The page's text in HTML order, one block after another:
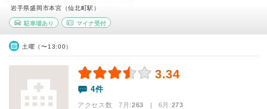
岩手県盛岡市本宮（仙北町駅）
駐車場あり マイナ受付
土曜（〜13:00）
3.34
4件
アクセス数 7月:263 | 6月:273